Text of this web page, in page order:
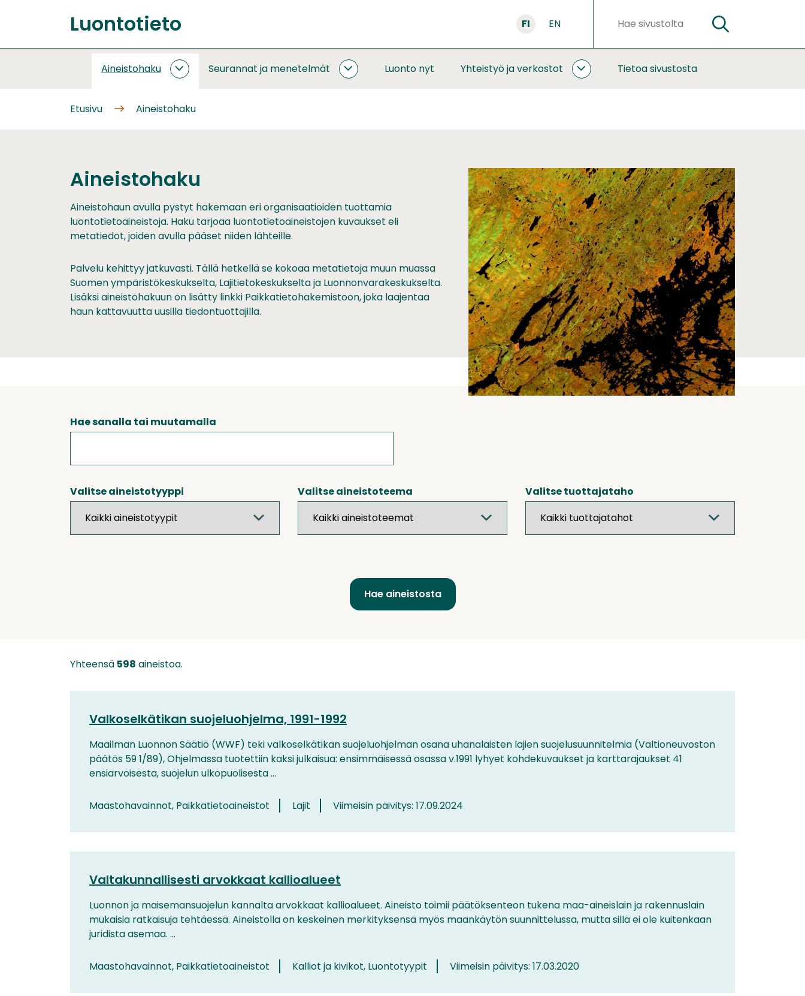
sisältöön
Etusivu
Luontotieto FI EN Hakusanat HAE
Aineistohaku
AINEISTOHAKU
Seurannat ja menetelmät
SEURANNATLuonto nyt Yhteistyö ja verkostot
YHTEISTYÖTietoa sivustosta
Etusivu Aineistohaku
Aineistohaku
Aineistohaun avulla pystyt hakemaan eri organisaatioiden tuottamia
luontotietoaineistoja. Haku tarjoaa luontotietoaineistojen kuvaukset eli
metatiedot, joiden avulla pääset niiden lähteille.
Palvelu kehittyy jatkuvasti. Tällä hetkellä se kokoaa metatietoja muun muassa
Suomen ympäristökeskukselta, Lajitietokeskukselta ja Luonnonvarakeskukselta.
Lisäksi aineistohakuun on lisätty linkki Paikkatietohakemistoon, joka laajentaa
haun kattavuutta uusilla tiedontuottajilla.
Hae sanalla tai muutamalla
Valitse aineistotyyppi Valitse aineistoteema Valitse tuottajataho
Yhteensä 598 aineistoa.
Valkoselkätikan suojeluohjelma, 1991-1992
Maailman Luonnon Säätiö (WWF) teki valkoselkätikan suojeluohjelman osana uhanalaisten lajien suojelusuunnitelmia (Valtioneuvoston
päätös 59 1/89), Ohjelmassa tuotettiin kaksi julkaisua: ensimmäisessä osassa v.1991 lyhyet kohdekuvaukset ja karttarajaukset 41
ensiarvoisesta, suojelun ulkopuolisesta ...
Maastohavainnot, Paikkatietoaineistot Lajit Viimeisin päivitys: 17.09.2024
Valtakunnallisesti arvokkaat kallioalueet
Luonnon ja maisemansuojelun kannalta arvokkaat kallioalueet. Aineisto toimii päätöksenteon tukena maa-aineislain ja rakennuslain
mukaisia ratkaisuja tehtäessä. Aineistolla on keskeinen merkityksensä myös maankäytön suunnittelussa, mutta sillä ei ole kuitenkaan
juridista asemaa. ...
Maastohavainnot, Paikkatietoaineistot Kalliot ja kivikot, Luontotyypit Viimeisin päivitys: 17.03.2020